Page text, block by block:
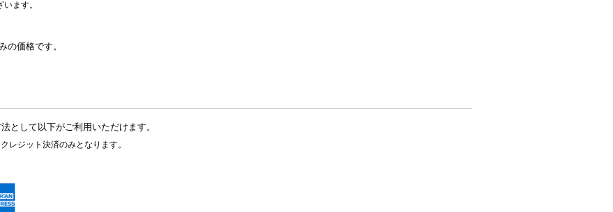
ます。
の価格です。
として以下がご利用いただけます。
レジット決済のみとなります。